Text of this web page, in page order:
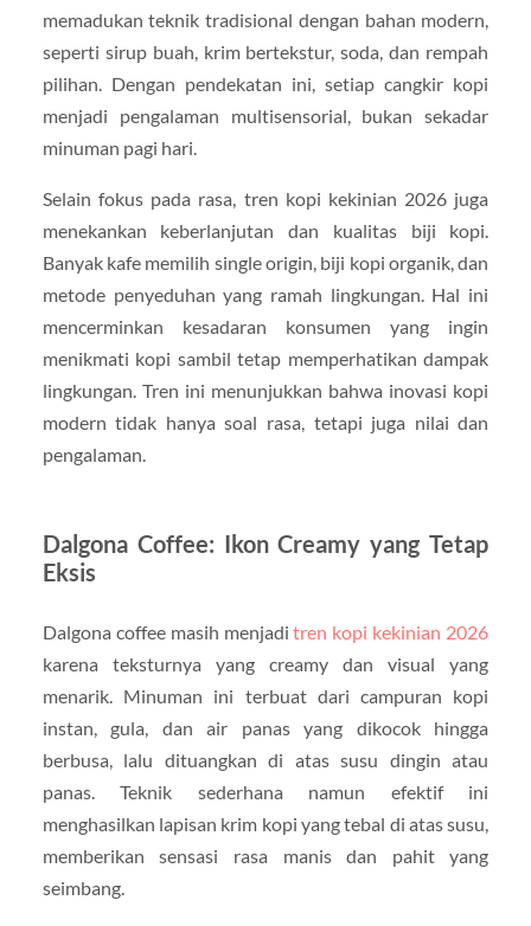
memadukan teknik tradisional dengan bahan modern,
seperti sirup buah, krim bertekstur, soda, dan rempah
pilihan. Dengan pendekatan ini, setiap cangkir kopi
menjadi pengalaman multisensorial, bukan sekadar
minuman pagi hari.
Selain fokus pada rasa, tren kopi kekinian 2026 juga
menekankan keberlanjutan dan kualitas biji kopi.
Banyak kafe memilih single origin, biji kopi organik, dan
metode penyeduhan yang ramah lingkungan. Hal ini
mencerminkan kesadaran konsumen yang ingin
menikmati kopi sambil tetap memperhatikan dampak
lingkungan. Tren ini menunjukkan bahwa inovasi kopi
modern tidak hanya soal rasa, tetapi juga nilai dan
pengalaman.
Dalgona Coffee: Ikon Creamy yang Tetap
Eksis
Dalgona coffee masih menjaditren kopi kekinian 2026
karena teksturnya yang creamy dan visual yang
menarik. Minuman ini terbuat dari campuran kopi
instan, gula, dan air panas yang dikocok hingga
berbusa, lalu dituangkan di atas susu dingin atau
panas. Teknik sederhana namun efektif ini
menghasilkan lapisan krim kopi yang tebal di atas susu,
memberikan sensasi rasa manis dan pahit yang
seimbang.